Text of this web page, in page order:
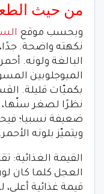
من حيث
وبحسب موقع
نكهته واضحة.
البالغة ولونه.
الميوجلوبين
بكميّات قليلة.
نظرًا لصغر سنّها،
ضعيفة نسبيا؛
ويتميّز بلونه الأحمر.
القيمة الغذائية:
العجل كلما كان
قيمة غذائية